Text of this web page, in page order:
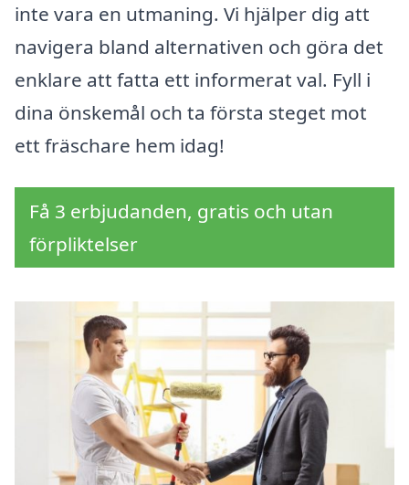
inte vara en utmaning. Vi hjälper dig att
navigera bland alternativen och göra det
enklare att fatta ett informerat val. Fyll i
dina önskemål och ta första steget mot
ett fräschare hem idag!
Få 3 erbjudanden, gratis och utan
förpliktelser